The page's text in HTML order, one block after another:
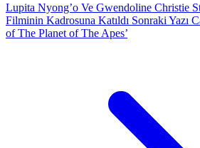
Lupita Nyong’o Ve Gwendoline Christie
Filminin Kadrosuna Katıldı Sonraki Yazı
of The Planet of The Apes’